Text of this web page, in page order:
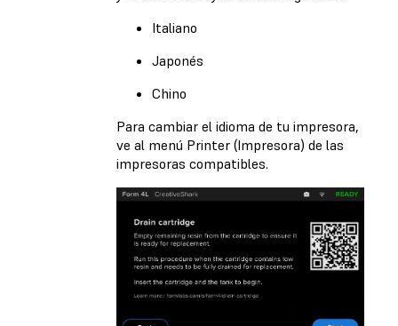
Italiano
Japonés
Chino
Para cambiar el idioma de tu impresora,
ve al menú Printer (Impresora) de las
impresoras compatibles.